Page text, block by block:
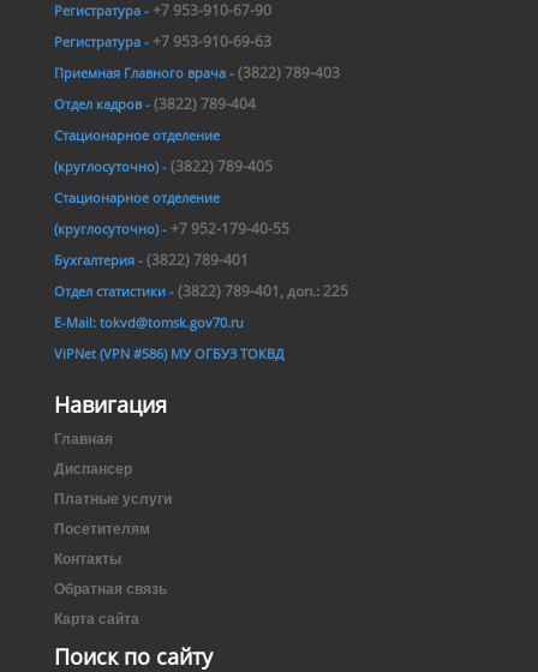
Регистратура - +7 953-910-67-90
Регистратура - +7 953-910-69-63
Приемная Главного врача - (3822) 789-403
Отдел кадров - (3822) 789-404
Стационарное отделение
(круглосуточно) - (3822) 789-405
Стационарное отделение
(круглосуточно) - +7 952-179-40-55
Бухгалтерия - (3822) 789-401
Отдел статистики - (3822) 789-401, доп.: 225
E-Mail: tokvd@tomsk.gov70.ru
ViPNet (VPN #586) МУ ОГБУЗ ТОКВД
Навигация
Главная
Диспансер
Платные услуги
Посетителям
Контакты
Обратная связь
Карта сайта
Поиск по сайту